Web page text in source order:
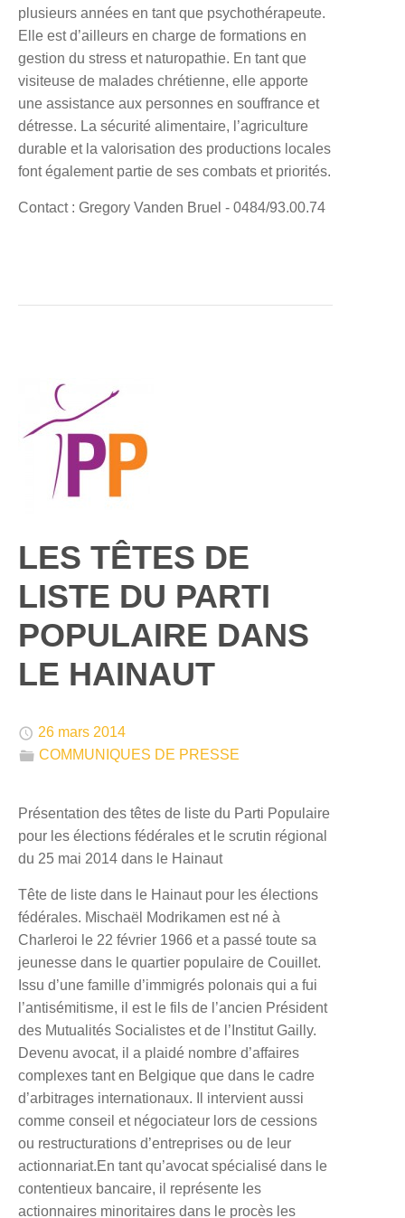
plusieurs années en tant que psychothérapeute.
Elle est d’ailleurs en charge de formations en
gestion du stress et naturopathie. En tant que
visiteuse de malades chrétienne, elle apporte
une assistance aux personnes en souffrance et
détresse. La sécurité alimentaire, l’agriculture
durable et la valorisation des productions locales
font également partie de ses combats et priorités.
Contact : Gregory Vanden Bruel - 0484/93.00.74
LES TÊTES DE
LISTE DU PARTI
POPULAIRE DANS
LE HAINAUT
🕔 26 mars 2014
📁 COMMUNIQUES DE PRESSE
Présentation des têtes de liste du Parti Populaire
pour les élections fédérales et le scrutin régional
du 25 mai 2014 dans le Hainaut
Tête de liste dans le Hainaut pour les élections
fédérales. Mischaël Modrikamen est né à
Charleroi le 22 février 1966 et a passé toute sa
jeunesse dans le quartier populaire de Couillet.
Issu d’une famille d’immigrés polonais qui a fui
l’antisémitisme, il est le fils de l’ancien Président
des Mutualités Socialistes et de l’Institut Gailly.
Devenu avocat, il a plaidé nombre d’affaires
complexes tant en Belgique que dans le cadre
d’arbitrages internationaux. Il intervient aussi
comme conseil et négociateur lors de cessions
ou restructurations d’entreprises ou de leur
actionnariat.En tant qu’avocat spécialisé dans le
contentieux bancaire, il représente les
actionnaires minoritaires dans le procès les